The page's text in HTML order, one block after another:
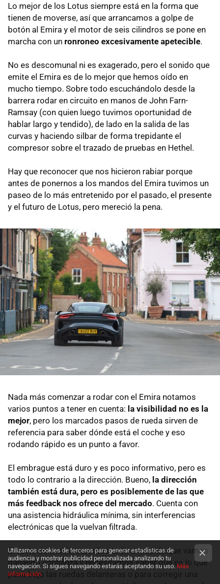
Lo mejor de los Lotus siempre está en la forma que
tienen de moverse, así que arrancamos a golpe de
botón al Emira y el motor de seis cilindros se pone en
marcha con un ronroneo excesivamente apetecible.
No es descomunal ni es exagerado, pero el sonido que
emite el Emira es de lo mejor que hemos oído en
mucho tiempo. Sobre todo escuchándolo desde la
barrera rodar en circuito en manos de John Farn-
Ramsay (con quien luego tuvimos oportunidad de
hablar largo y tendido), de lado en la salida de las
curvas y haciendo silbar de forma trepidante el
compresor sobre el trazado de pruebas en Hethel.
Hay que reconocer que nos hicieron rabiar porque
antes de ponernos a los mandos del Emira tuvimos un
paseo de lo más entretenido por el pasado, el presente
y el futuro de Lotus, pero mereció la pena.
Nada más comenzar a rodar con el Emira notamos
varios puntos a tener en cuenta: la visibilidad no es la
mejor, pero los marcados pasos de rueda sirven de
referencia para saber dónde está el coche y eso
rodando rápido es un punto a favor.
El embrague está duro y es poco informativo, pero es
todo lo contrario a la dirección. Bueno, la dirección
también está dura, pero es posiblemente de las que
más feedback nos ofrece del mercado. Cuenta con
una asistencia hidráulica mínima, sin interferencias
electrónicas que la vuelvan filtrada.
El tacto es excelente, sobre todo a medida que vamos
ganando confianza y necesitamos saber qué es lo que
pasa bajo las ruedas delanteras o para corregir una
Utilizamos cookies de terceros para generar estadísticas de
audiencia y mostrar publicidad personalizada analizando tu
navegación. Si sigues navegando estarás aceptando su uso.Más
información